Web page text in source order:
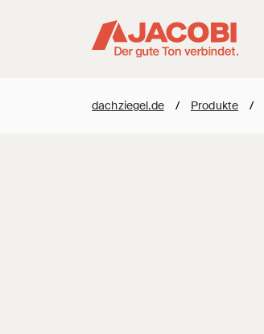
dachziegel.de / Produkte /